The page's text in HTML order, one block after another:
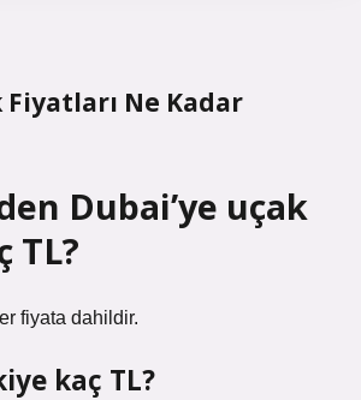
Fiyatları Ne Kadar
Dubai’ye uçak
TL?
fiyata dahildir.
kaç TL?